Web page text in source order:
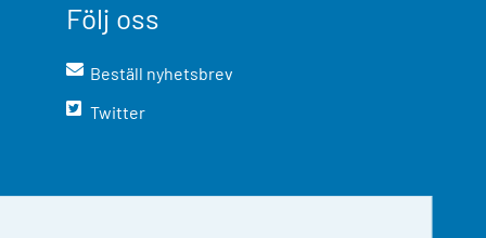
Följ oss
Beställ nyhetsbrev
Twitter